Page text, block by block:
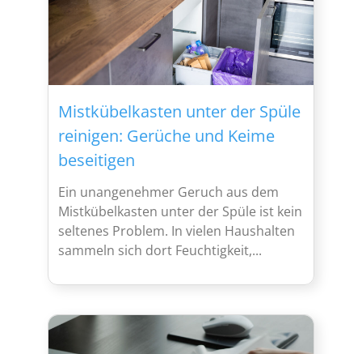
Mistkübelkasten unter der Spüle
reinigen: Gerüche und Keime
beseitigen
Ein unangenehmer Geruch aus dem
Mistkübelkasten unter der Spüle ist kein
seltenes Problem. In vielen Haushalten
sammeln sich dort Feuchtigkeit,...